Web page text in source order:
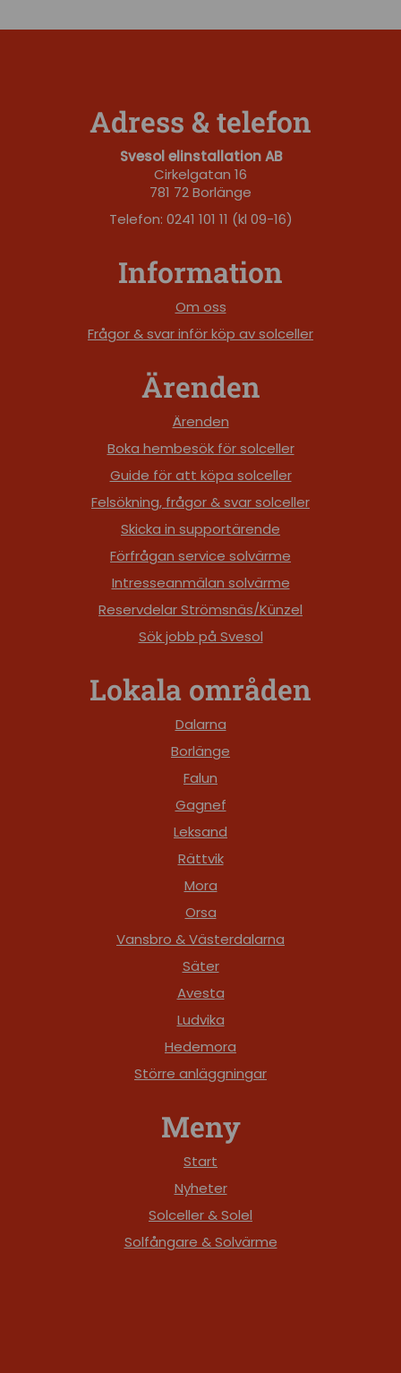
Adress & telefon
Svesol elinstallation AB
Cirkelgatan 16
781 72 Borlänge
Telefon: 0241 101 11 (kl 09-16)
Information
Om oss
Frågor & svar inför köp av solceller
Ärenden
Ärenden
Boka hembesök för solceller
Guide för att köpa solceller
Felsökning, frågor & svar solceller
Skicka in supportärende
Förfrågan service solvärme
Intresseanmälan solvärme
Reservdelar Strömsnäs/Künzel
Sök jobb på Svesol
Lokala områden
Dalarna
Borlänge
Falun
Gagnef
Leksand
Rättvik
Mora
Orsa
Vansbro & Västerdalarna
Säter
Avesta
Ludvika
Hedemora
Större anläggningar
Meny
Start
Nyheter
Solceller & Solel
Solfångare & Solvärme